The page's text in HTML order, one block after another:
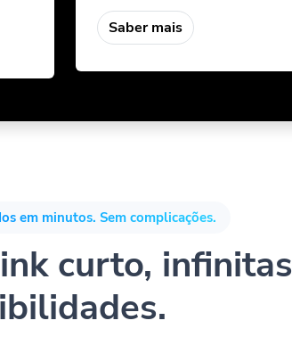
Saber mais
em minutos. Sem complicações.
curto, infinitas